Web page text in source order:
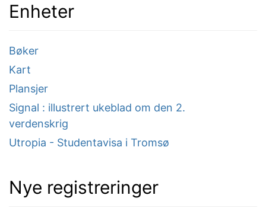
Enheter
Bøker
Kart
Plansjer
Signal : illustrert ukeblad om den 2.
verdenskrig
Utropia - Studentavisa i Tromsø
Nye registreringer